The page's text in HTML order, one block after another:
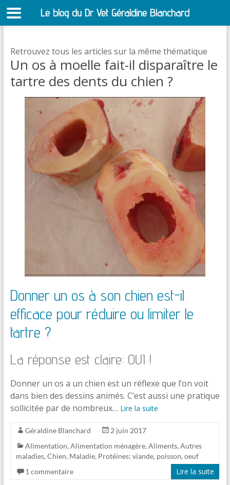
Retrouvez tous les articles sur la même thématique
Un os à moelle fait-il disparaître le
tartre des dents du chien ?
Donner un os à son chien est-il
efficace pour réduire ou limiter le
tartre ?
La réponse est claire: OUI !
Donner un os a un chien est un réflexe que l’on voit
dans bien des dessins animés. C’est aussi une pratique
sollicitée par de nombreux… Lire la suite
Géraldine Blanchard
2 juin 2017
Alimentation, Alimentation ménagère, Aliments, Autres
maladies, Chien, Maladie, Protéines: viande, poisson, oeuf
1 commentaire
Lire la suite
Le blog du Dr Vet Géraldine Blanchard